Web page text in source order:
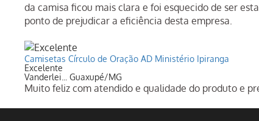
da camisa ficou mais clara e foi esquecido de ser
ponto de prejudicar a eficiência desta empresa.
Camisetas Círculo de Oração AD Ministério Ipiranga
Excelente
Vanderlei... Guaxupé/MG
Muito feliz com atendido e qualidade do produto e